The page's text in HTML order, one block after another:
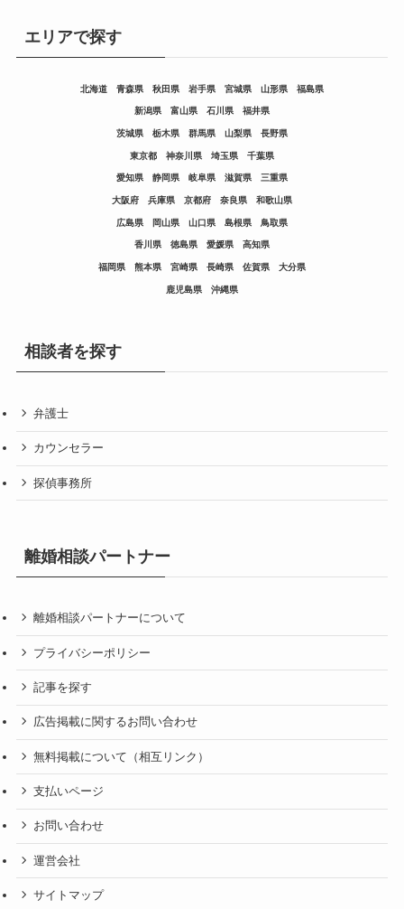
エリアで探す
北海道 青森県 秋田県 岩手県 宮城県 山形県 福島県
新潟県 富山県 石川県 福井県
茨城県 栃木県 群馬県 山梨県 長野県
東京都 神奈川県 埼玉県 千葉県
愛知県 静岡県 岐阜県 滋賀県 三重県
大阪府 兵庫県 京都府 奈良県 和歌山県
広島県 岡山県 山口県 島根県 鳥取県
香川県 徳島県 愛媛県 高知県
福岡県 熊本県 宮崎県 長崎県 佐賀県 大分県
鹿児島県 沖縄県
相談者を探す
弁護士
カウンセラー
探偵事務所
離婚相談パートナー
離婚相談パートナーについて
プライバシーポリシー
記事を探す
広告掲載に関するお問い合わせ
無料掲載について（相互リンク）
支払いページ
お問い合わせ
運営会社
サイトマップ